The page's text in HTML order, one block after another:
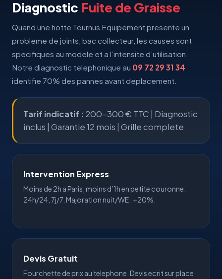
Diagnostic Fuite de Graisse
Quand une hotte Tournus Equipement presente un
probleme de joints, bac collecteur, les causes sont
specifiques au modele et a l’intensite d’utilisation.
Notre diagnostic telephonique au 09 72 29 31 34
identifie 70% des pannes avant deplacement.
Tarif indicatif : 200-300 € TTC | Diagnostic
inclus | Garantie 12 mois Grille complete
Intervention Express
Moins de 2h a Paris , moins d’1h en petite couronne
24h/24, 7j/7. Majoration nuit/WE : +20%.
Devis Gratuit
Fourchette de prix au telephone. Devis ecrit sur place